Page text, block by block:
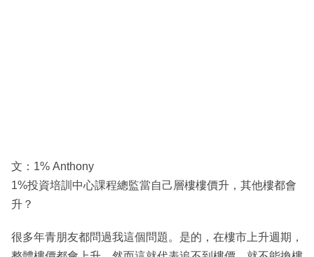
文：1% Anthony
1%投資培訓中心課程總監當自己層樓樓價升，其他樓都會
升？
很多年青朋友都問過我這個問題。是的，在樓市上升週期，